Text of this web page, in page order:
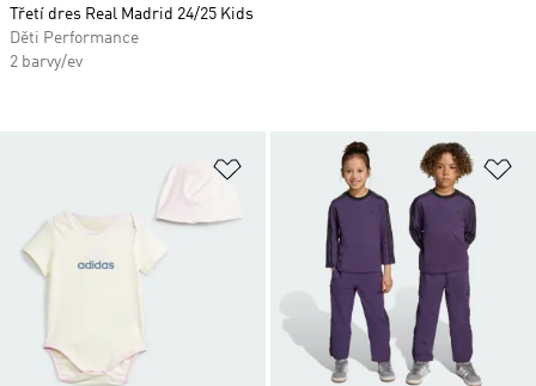
Přidat do seznamu přání
Třetí dres Real Madrid 24/25 Kids
Děti Performance
2 barvy/ev